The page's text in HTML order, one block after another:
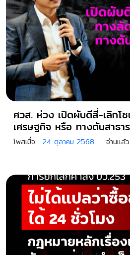
ศวส. ห่วง เปิดผับตีสี่-เลิกโ
เศรษฐกิจ หรือ ทางตันสาธ
โพสเมื่อ : 24 ตุลาคม 2568 อ่านแล้